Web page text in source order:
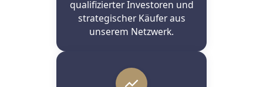
qualifizierter Investoren und
strategischer Käufer aus
unserem Netzwerk.